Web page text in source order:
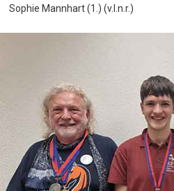
Sophie Mannhart (1.) (v.l.n.r.)